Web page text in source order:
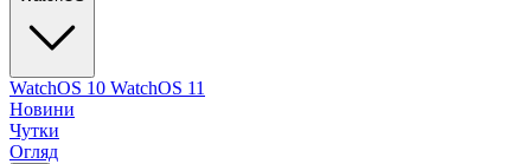
WatchOS 10 WatchOS 11
Новини
Чутки
Огляд